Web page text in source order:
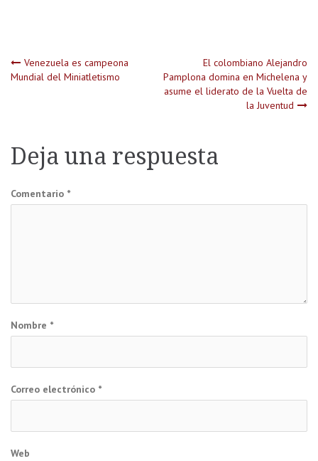
Navegación
Venezuela es campeona
Mundial del Miniatletismo
El colombiano Alejandro
Pamplona domina en Michelena y
asume el liderato de la Vuelta de
la Juventud
Deja una respuesta
Comentario *
Nombre *
Correo electrónico *
Web